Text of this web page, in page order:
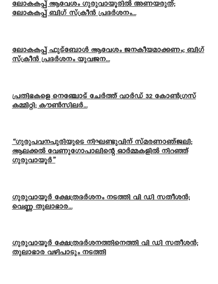
ലോകകപ്പ് ആവേശം ഗുരുവായൂരിൽ അണയരുത്;
ലോകകപ്പ് ബിഗ് സ്ക്രീൻ പ്രദർശനം...
ലോകകപ്പ് ഫുട്ബോൾ ആവേശം ജനകീയമാക്കണം; ബിഗ്
സ്ക്രീൻ പ്രദർശനം യുവജന...
പ്രതിഭകളെ നെഞ്ചോട് ചേർത്ത് വാർഡ് 32 കോൺഗ്രസ്
കമ്മിറ്റി; കൗൺസിലർ...
“ഗുരുപവനപുരിയുടെ നിഘണ്ടുവിന് സ്മരണാഞ്ജലി;
ആലക്കൽ വേണുഗോപാലിന്റെ ഓർമ്മകളിൽ നിറഞ്ഞ്
ഗുരുവായൂർ”
ഗുരുവായൂർ ക്ഷേത്രദർശനം നടത്തി വി ഡി സതീശൻ;
വെണ്ണ തുലാഭാര...
ഗുരുവായൂർ ക്ഷേത്രദർശനത്തിനെത്തി വി ഡി സതീശൻ;
തുലാഭാര വഴിപാടും നടത്തി